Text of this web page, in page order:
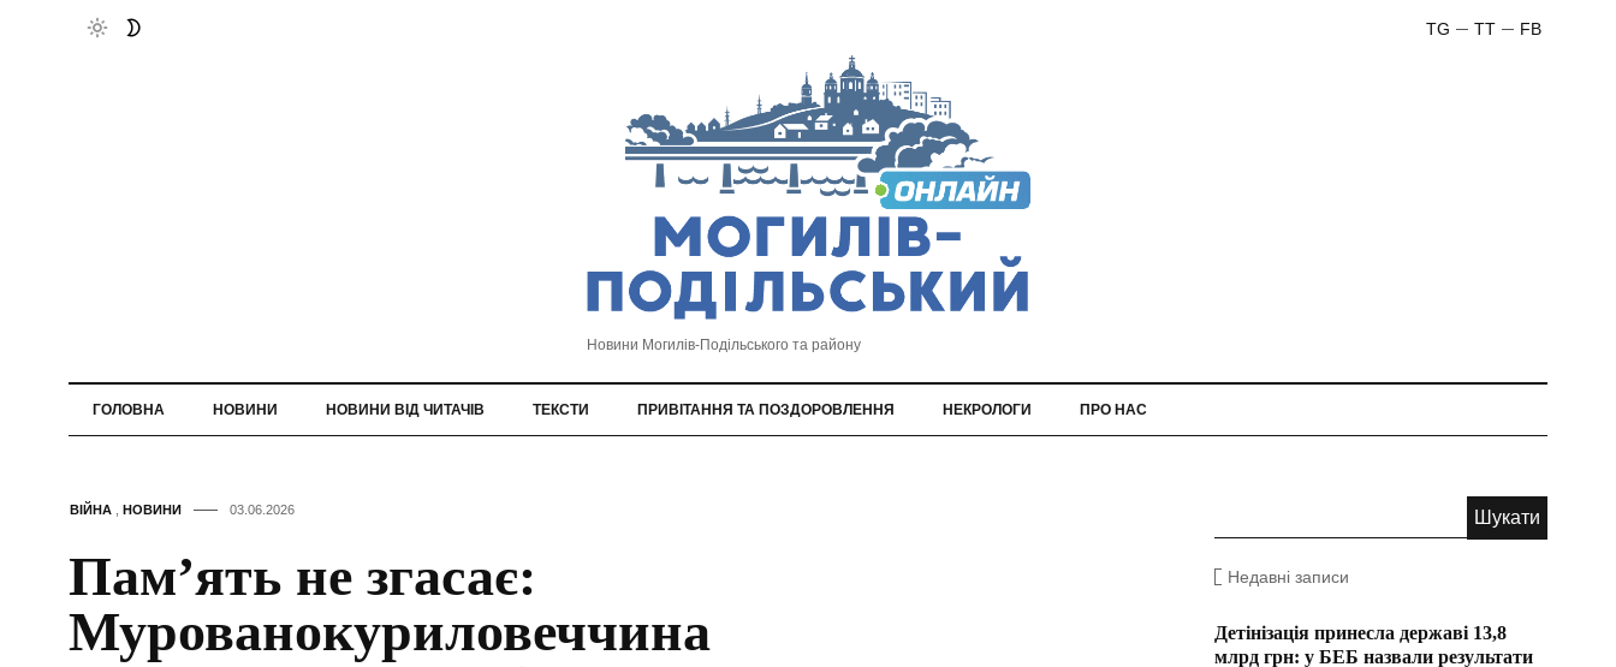
FB
TT
TG
Новини Могилів-Подільського та району
ГОЛОВНА НОВИНИ НОВИНИ ВІД ЧИТАЧІВ ТЕКСТИ ПРИВІТАННЯ ТА ПОЗДОРОВЛЕННЯ НЕКРОЛОГИ ПРО НАС
ВІЙНА НОВИНИ 03.06.2026
Пам’ять не згасає:
Мурованокуриловеччина
Недавні записи
Детінізація принесла державі 13,8
млрд грн: у БЕБ назвали результати